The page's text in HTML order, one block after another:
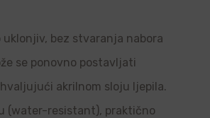
bez stvaranja nabora
se ponovno postavljati
akrilnom sloju ljepila.
(water-resistant), praktično